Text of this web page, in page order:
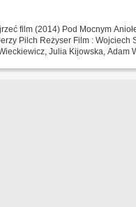
film (2014) Pod Mocnym
Pilch Reżyser Film : Wojciech
Julia Kijowska, Adam